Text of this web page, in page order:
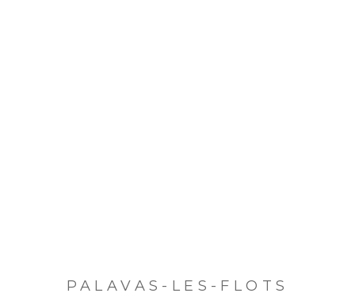
PALAVAS-LES-FLOTS